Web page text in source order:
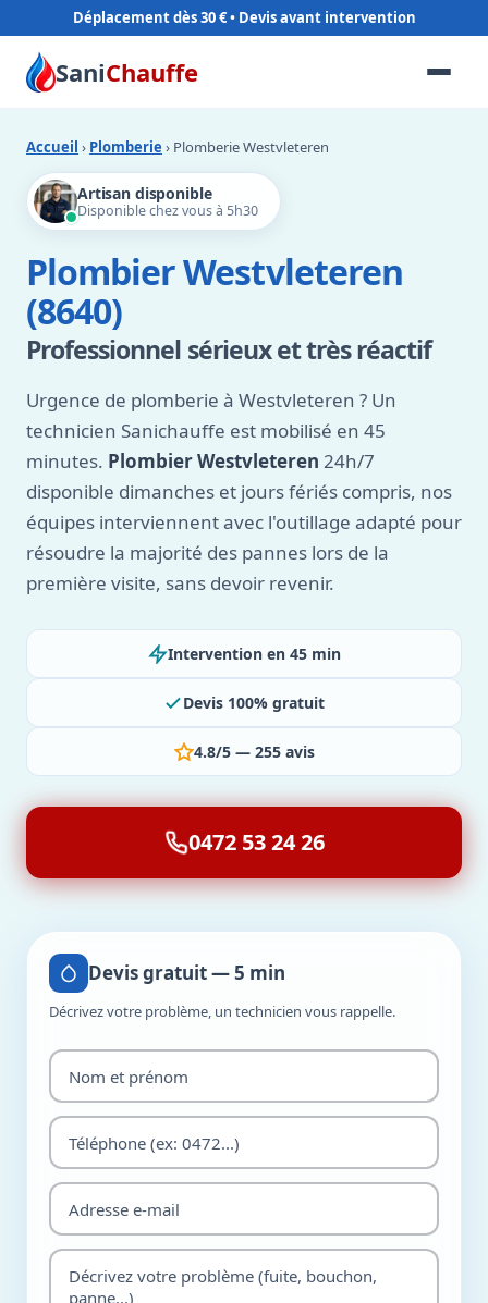
Déplacement dès 30 €
SaniChauffe
Accueil › Plomberie › Plomberie Westvleteren
Artisan disponible
Disponible chez vous à 5h30
Plombier Westvleteren
(8640)
Professionnel sérieux et très réactif
Urgence de plomberie à Westvleteren ? Un
technicien Sanichauffe est mobilisé en 45
minutes. Plombier Westvleteren 24h/7
disponible dimanches et jours fériés compris, nos
équipes interviennent avec l'outillage adapté pour
résoudre la majorité des pannes lors de la
première visite, sans devoir revenir.
Intervention en 45 min
Devis 100% gratuit
4.8/5 — 255 avis
0472 53 24 26
Devis gratuit — 5 min
Décrivez votre problème, un technicien vous rappelle.